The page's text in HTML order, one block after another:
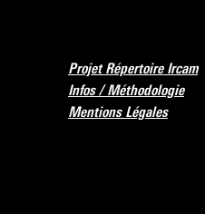
Projet Répertoire Ircam
Infos / Méthodologie
Mentions Légales